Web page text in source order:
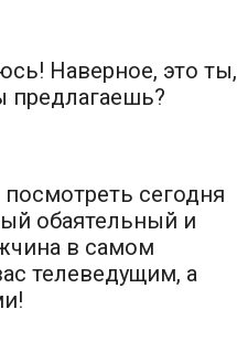
Наверное, это ты,
предлагаешь?
сегодня
обаятельный и
в самом
телеведущим, а